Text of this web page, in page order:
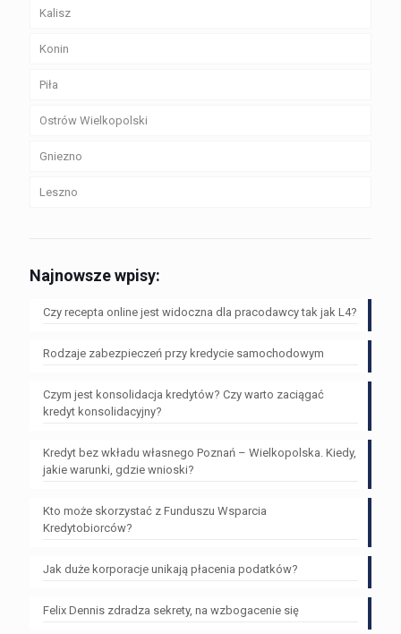
Kalisz
Konin
Piła
Ostrów Wielkopolski
Gniezno
Leszno
Najnowsze wpisy:
Czy recepta online jest widoczna dla pracodawcy tak jak L4?
Rodzaje zabezpieczeń przy kredycie samochodowym
Czym jest konsolidacja kredytów? Czy warto zaciągać
kredyt konsolidacyjny?
Kredyt bez wkładu własnego Poznań – Wielkopolska. Kiedy,
jakie warunki, gdzie wnioski?
Kto może skorzystać z Funduszu Wsparcia
Kredytobiorców?
Jak duże korporacje unikają płacenia podatków?
Felix Dennis zdradza sekrety, na wzbogacenie się